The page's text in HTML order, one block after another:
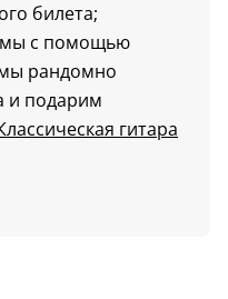
билета;
мы с помощью
рандомно
и подарим
гитара